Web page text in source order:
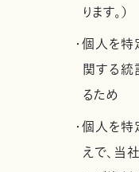
ります。）
・個人を
関する統
るため
・個人を
えで、当